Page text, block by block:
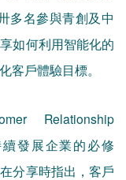
多名參與青創及中
如何利用智能化的
客戶體驗目標。
Relationship
續發展企業的必修
分享時指出，客戶